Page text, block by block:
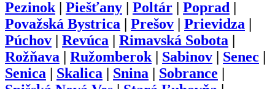
Pezinok| Piešťany Poltár Poprad
Považská Bystrica
Prešov Prievidza
Púchov
Revúca Rimavská Sobota
Rožňava
Ružomberok| Sabinov Senec
Senica
Skalica Snina Sobrance